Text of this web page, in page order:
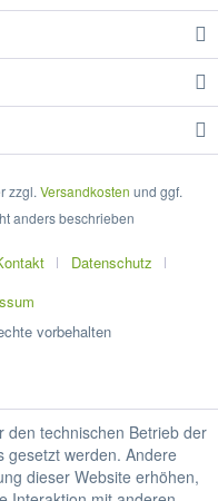
zzgl. Versandkosten und ggf.
anders beschrieben
Datenschutz
vorbehalten
den technischen Betrieb der
gesetzt werden. Andere
dieser Website erhöhen,